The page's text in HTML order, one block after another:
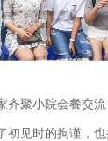
齐聚小院会餐交流
初见时的拘谨，